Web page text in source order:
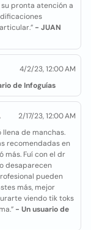
pronta atención a
- JUAN
4/2/23, 12:00 AM
de Infoguías
2/17/23, 12:00 AM
llena de manchas.
recomendadas en
más. Fuí con el dr
desaparecen
pueden
más, mejor
viendo tik toks
- Un usuario de